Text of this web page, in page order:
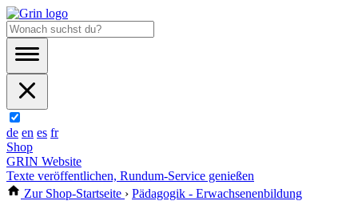
de en es fr
Shop
GRIN Website
Texte veröffentlichen, Rundum-Service genießen
Zur Shop-Startseite › Pädagogik - Erwachsenenbildung